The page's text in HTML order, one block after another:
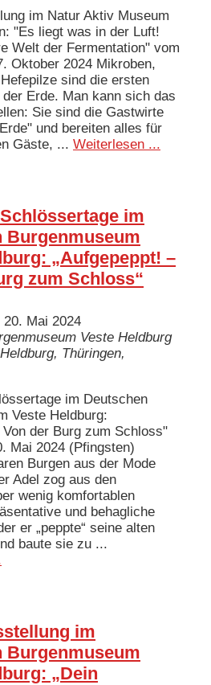
im Natur Aktiv Museum
"Es liegt was in der Luft!
Welt der Fermentation" vom
Oktober 2024 Mikroben,
sind die ersten
Erde. Man kann sich das
Sie sind die Gastwirte
und bereiten alles für
Gäste, ... Weiterlesen ...
im
Burgenmuseum
„Aufgepeppt! –
zum Schloss“
20. Mai 2024
Veste Heldburg
Thüringen,
im Deutschen
Veste Heldburg:
der Burg zum Schloss"
Mai 2024 (Pfingsten)
Burgen aus der Mode
Adel zog aus den
wenig komfortablen
und behagliche
er „peppte“ seine alten
baute sie zu ...
im
Burgenmuseum
„Dein